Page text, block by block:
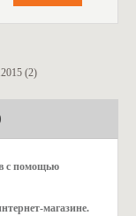
(2)
с помощью
магазине.